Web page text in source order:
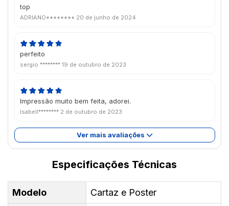
top
ADRIANO******** 20 de junho de 2024
perfeito
sergio ******** 19 de outubro de 2023
Impressão muito bem feita, adorei.
Isabell******** 2 de outubro de 2023
Ver mais avaliações
Especificações Técnicas
Modelo Cartaz e Poster